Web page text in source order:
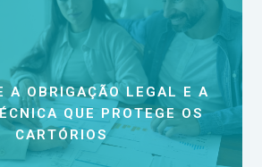
A OBRIGAÇÃO LEGAL E A
QUE PROTEGE OS
CARTÓRIOS